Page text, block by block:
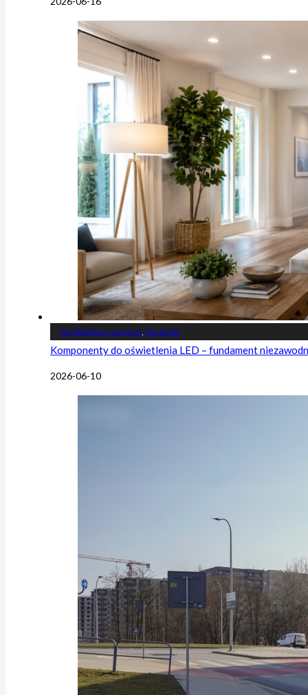
Architektura i wnętrza Poradniki
Komponenty do oświetlenia LED – fundament
2026-06-10